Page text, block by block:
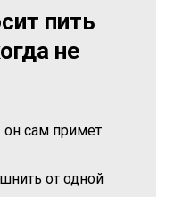
пить
не
он сам примет
от одной